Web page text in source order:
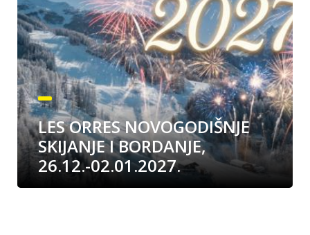
LES ORRES NOVOGODIŠNJE
SKIJANJE I BORDANJE,
26.12.-02.01.2027.